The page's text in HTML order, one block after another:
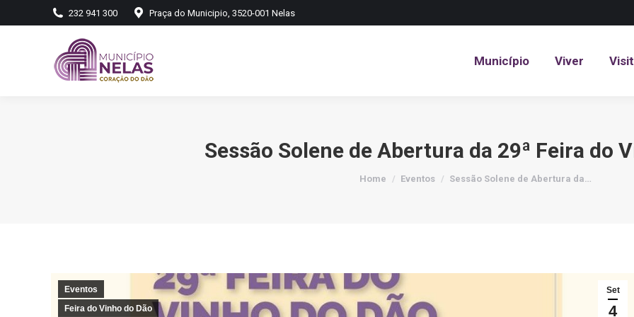
232 941 300 Praça do Municipio, 3520-001 Nelas
Município Viver
Sessão Solene de Abertura da 29ª Feira do
You are here:
Home Eventos Sessão Solene de Abertura da…
Set
4
Eventos
Feira do Vinho do Dão
Município Viver